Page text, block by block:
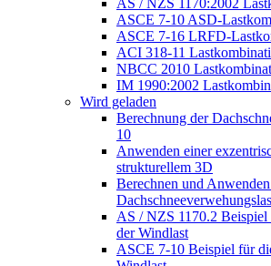
AS / NZS 1170:2002
ASCE 7-10 ASD-
ASCE 7-16 LRFD-
ACI 318-11
NBCC 2010
IM 1990:2002
Wird geladen
Berechnung der
10
Anwenden einer
strukturellem 3D
Berechnen und
AS / NZS 1170.2
der Windlast
ASCE 7-10 Beispiel für